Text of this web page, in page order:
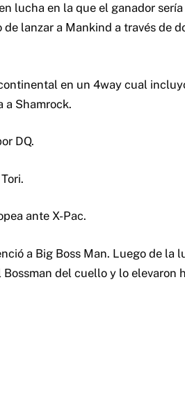
lucha en la que el ganador
lanzar a Mankind a través de
en un 4way cual
a Shamrock.
DQ.
ante X-Pac.
a Big Boss Man. Luego de la
del cuello y lo elevaron